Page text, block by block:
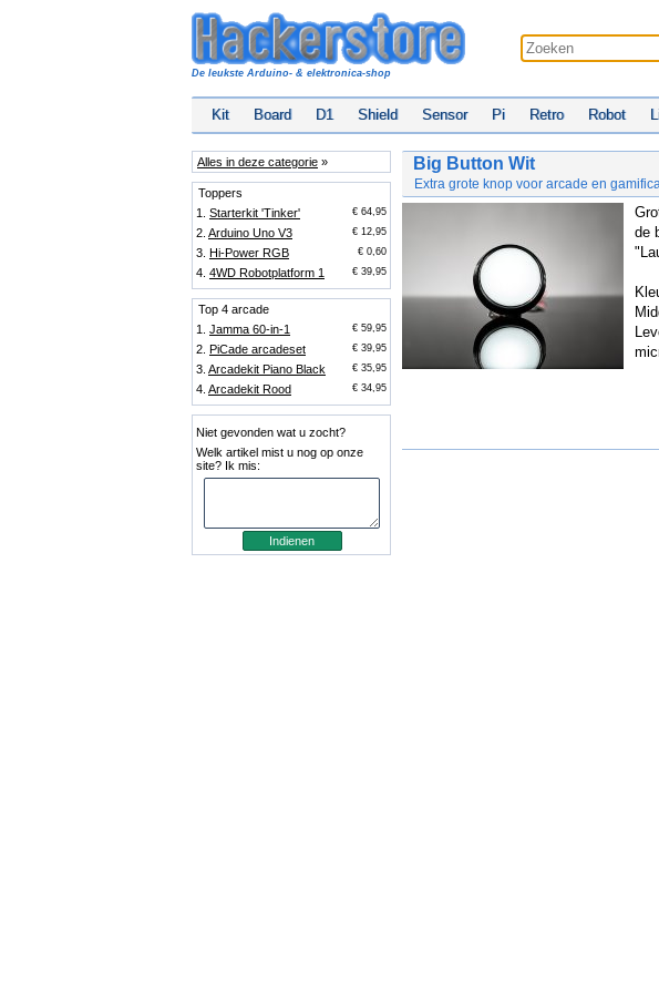
De leukste Arduino- & elektronica-shop
Kit Board D1 Shield Sensor Pi Retro Robot
Alles in deze categorie »
Toppers
1. Starterkit 'Tinker' € 64,95
2. Arduino Uno V3 € 12,95
3. Hi-Power RGB € 0,60
4. 4WD Robotplatform 1 € 39,95
Top 4 arcade
1. Jamma 60-in-1 € 59,95
2. PiCade arcadeset € 39,95
3. Arcadekit Piano Black € 35,95
4. Arcadekit Rood € 34,95
Niet gevonden wat u zocht?
Welk artikel mist u nog op onze
site? Ik mis:
Big Button Wit
Extra grote knop voor arcade en
de